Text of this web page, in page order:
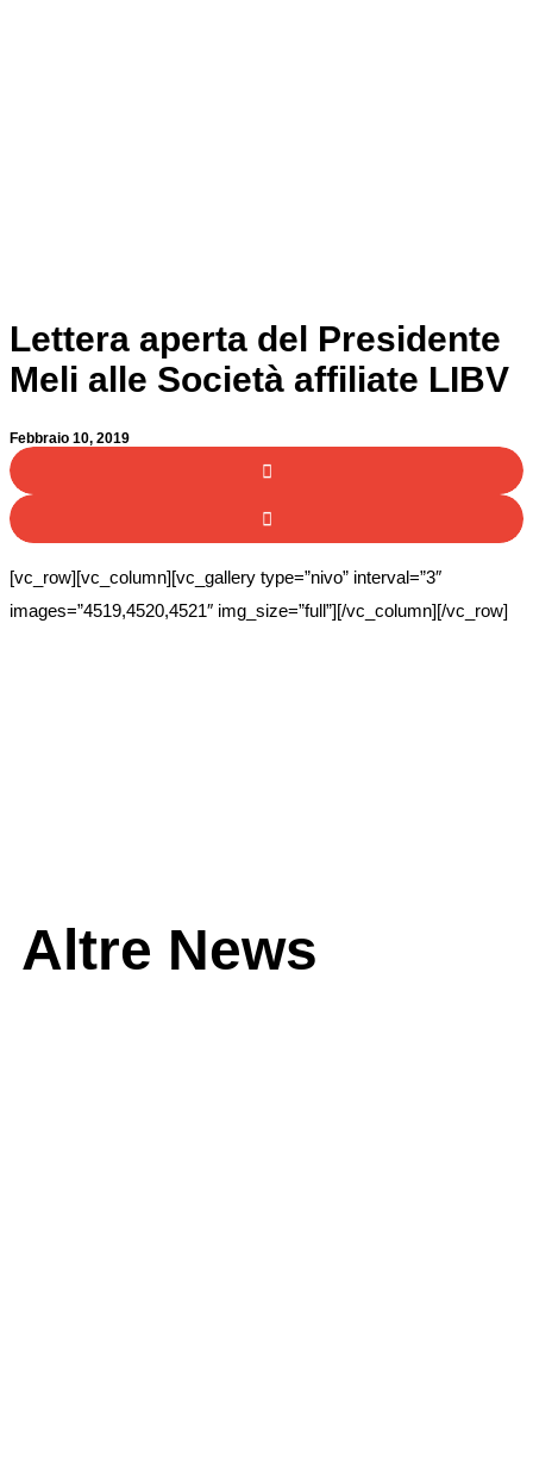
Lettera aperta del Presidente
Meli alle Società affiliate LIBV
Febbraio 10, 2019
[vc_row][vc_column][vc_gallery type=”nivo” interval=”3″
images=”4519,4520,4521″ img_size=”full”][/vc_column][/vc_row]
Altre News